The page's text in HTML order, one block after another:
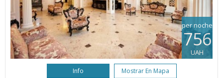
per noche
756
UAH
Info Mostrar En Mapa